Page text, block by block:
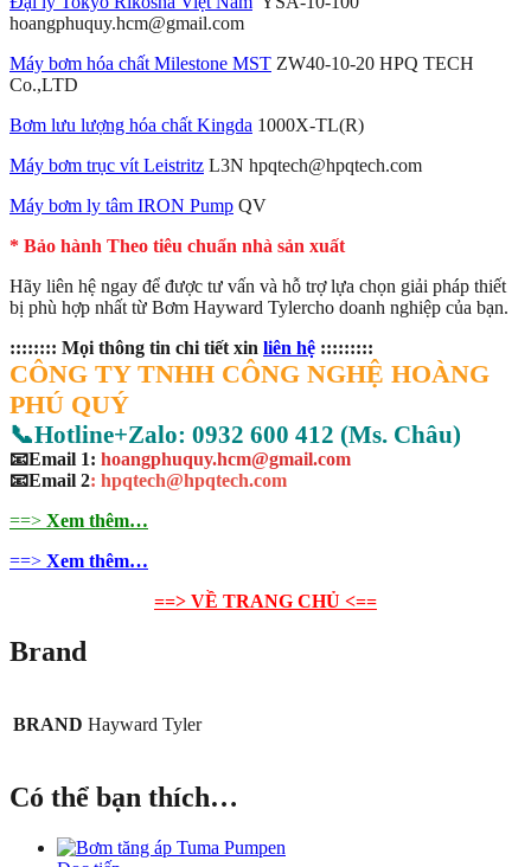
hoangphuquy.hcm@gmail.com
Máy bơm hóa chất Milestone MST ZW40-10-20 HPQ TECH
Co.,LTD
Bơm lưu lượng hóa chất Kingda 1000X-TL(R)
Máy bơm trục vít Leistritz L3N hpqtech@hpqtech.com
Máy bơm ly tâm IRON Pump QV
* Bảo hành Theo tiêu chuẩn nhà sản xuất
Hãy liên hệ ngay để được tư vấn và hỗ trợ lựa chọn giải pháp thiết
bị phù hợp nhất từ Bơm Hayward Tylercho doanh nghiệp của bạn.
:::::::: Mọi thông tin chi tiết xin liên hệ :::::::::
CÔNG TY TNHH CÔNG NGHỆ HOÀNG
PHÚ QUÝ
📞Hotline+Zalo: 0932 600 412 (Ms. Châu)
📧Email 1: hoangphuquy.hcm@gmail.com
📧Email 2: hpqtech@hpqtech.com
==> Xem thêm…
==> Xem thêm…
==> VỀ TRANG CHỦ <==
Brand
BRAND Hayward Tyler
Có thể bạn thích…